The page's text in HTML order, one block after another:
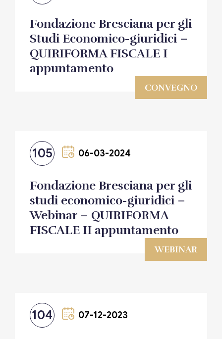
CONVEGNO
Fondazione Bresciana per gli
Studi Economico-giuridici –
QUIRIFORMA FISCALE I
appuntamento
105 06-03-2024
WEBINAR
Fondazione Bresciana per gli
studi economico-giuridici –
Webinar – QUIRIFORMA
FISCALE II appuntamento
104 07-12-2023